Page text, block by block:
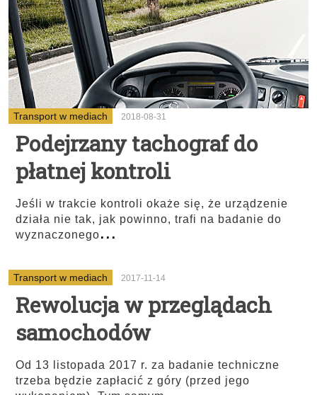
Transport w mediach 2018-08-31
Podejrzany tachograf do
płatnej kontroli
Jeśli w trakcie kontroli okaże się, że urządzenie
działa nie tak, jak powinno, trafi na badanie do
wyznaczonego...
Transport w mediach 2017-11-14
Rewolucja w przeglądach
samochodów
Od 13 listopada 2017 r. za badanie techniczne
trzeba będzie zapłacić z góry (przed jego